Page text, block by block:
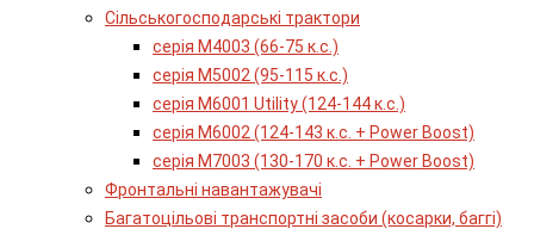
Сільськогосподарські трактори
серія М4003 (66-75 к.с.)
серія М5002 (95-115 к.с.)
серія M6001 Utility (124-144 к.с.)
серія М6002 (124-143 к.с. + Power Boost)
серія М7003 (130-170 к.с. + Power Boost)
Фронтальні навантажувачі
Багатоцільові транспортні засоби (косарки, баггі)